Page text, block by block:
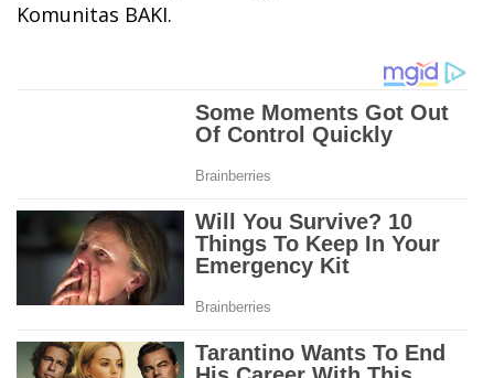
Komunitas BAKI.